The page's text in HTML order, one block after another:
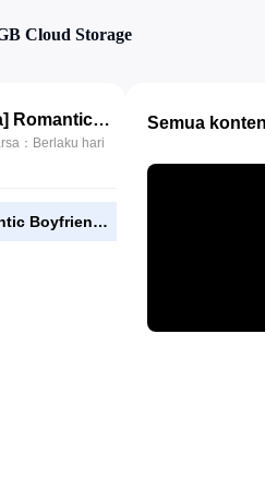
Cloud Storage
[nunadrama] Romantic Boyfriend Episode 5.480p.mp4
：Berlaku hari
[nunadrama] Romantic Boyfriend Episode 5.480p.mp4
Semua